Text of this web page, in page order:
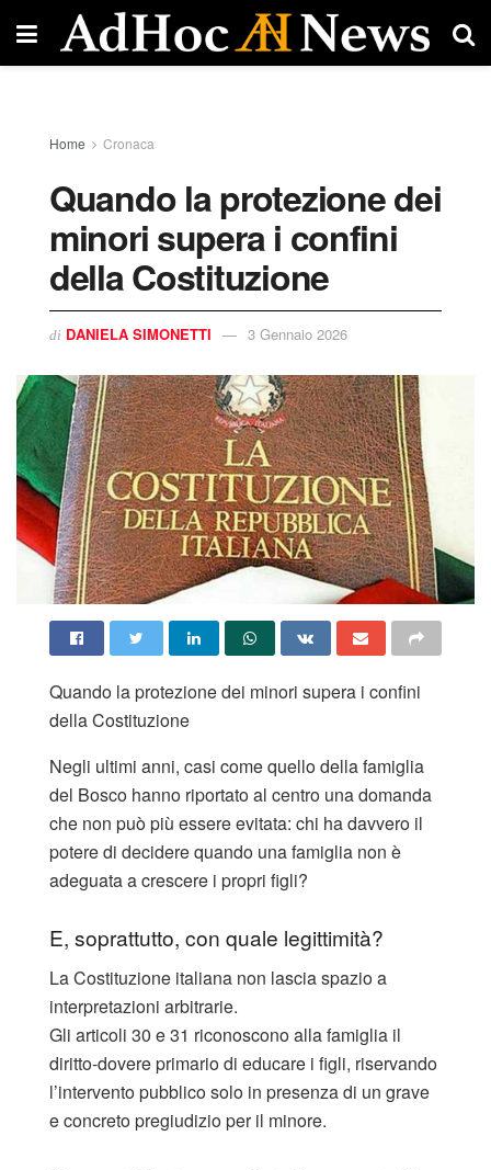
Home Cronaca
Quando la protezione dei
minori supera i confini
della Costituzione
di DANIELA SIMONETTI 3 Gennaio 2026
Quando la protezione dei minori supera i confini
della Costituzione
Negli ultimi anni, casi come quello della famiglia
del Bosco hanno riportato al centro una domanda
che non può più essere evitata: chi ha davvero il
potere di decidere quando una famiglia non è
adeguata a crescere i propri figli?
E, soprattutto, con quale legittimità?
La Costituzione italiana non lascia spazio a
interpretazioni arbitrarie.
Gli articoli 30 e 31 riconoscono alla famiglia il
diritto-dovere primario di educare i figli, riservando
l’intervento pubblico solo in presenza di un grave
e concreto pregiudizio per il minore.